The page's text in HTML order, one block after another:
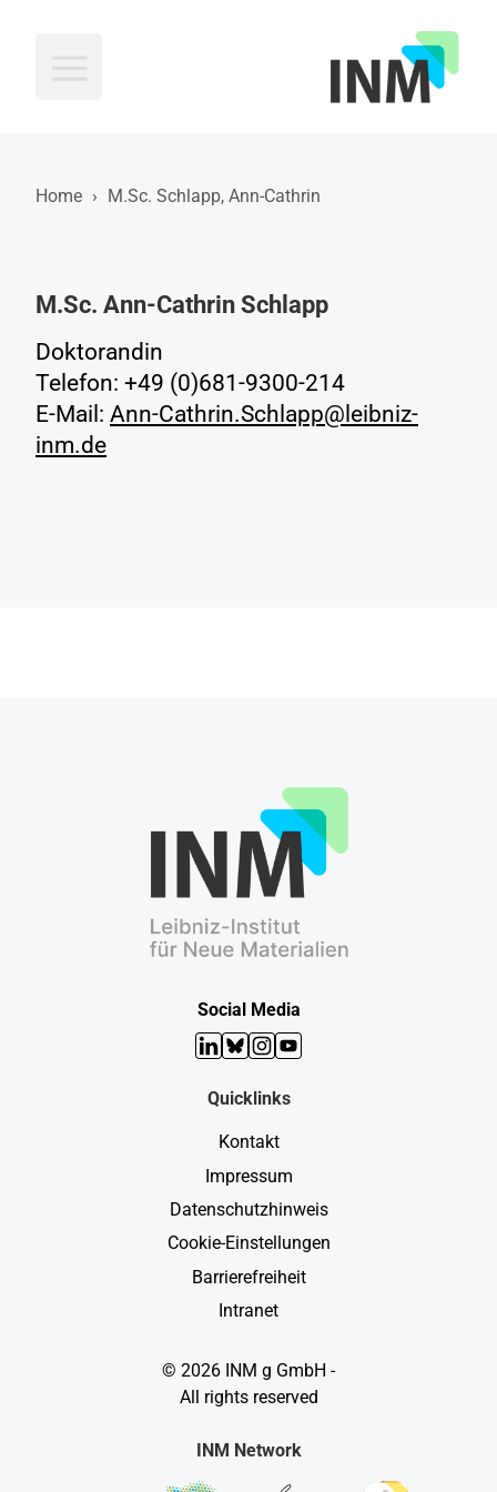
Home › M.Sc. Schlapp, Ann-Cathrin
M.Sc. Ann-Cathrin Schlapp
Doktorandin
Telefon: +49 (0)681-9300-214
E-Mail: Ann-Cathrin.Schlapp@leibniz-
inm.de
Social Media
LinkedIn
Bluesky
Instagram
YouTube
Quicklinks
Kontakt
Impressum
Datenschutzhinweis
Cookie-Einstellungen
Barrierefreiheit
Intranet
© 2026 INM g GmbH -
All rights reserved
INM Network